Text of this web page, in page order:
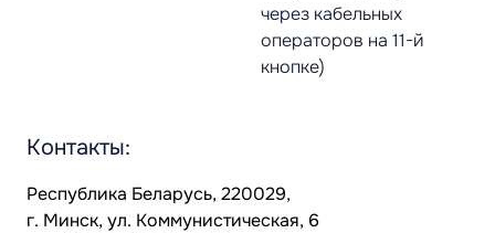
через кабельных
операторов на 11-й
кнопке)
Контакты:
Республика Беларусь, 220029,
г. Минск, ул. Коммунистическая, 6